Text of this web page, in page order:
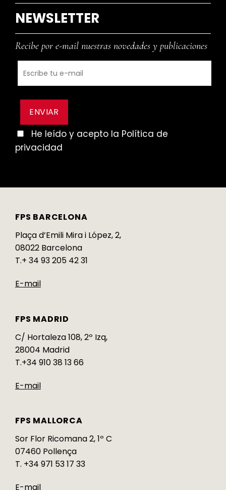
NEWSLETTER
Recibe por e-mail nuestras novedades y publicaciones
He leído y acepto la Política de
privacidad
FPS BARCELONA
Plaça d’Emili Mira i López, 2,
08022 Barcelona
T.+ 34 93 205 42 31
E-mail
FPS MADRID
C/ Hortaleza 108, 2º Izq,
28004 Madrid
T.+34 910 38 13 66
E-mail
FPS MALLORCA
Sor Flor Ricomana 2, 1º C
07460 Pollença
T. +34 971 53 17 33
E-mail